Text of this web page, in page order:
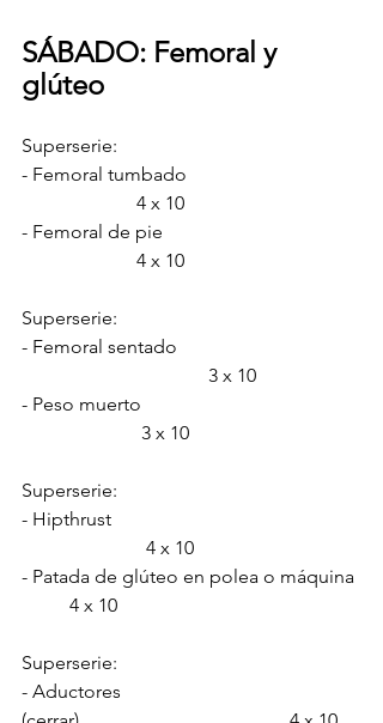
SÁBADO: Femoral y
glúteo
Superserie:
- Femoral tumbado
4 x 10
- Femoral de pie
4 x 10
Superserie:
- Femoral sentado
3 x 10
- Peso muerto
3 x 10
Superserie:
- Hipthrust
4 x 10
- Patada de glúteo en polea o máquina
4 x 10
Superserie:
- Aductores